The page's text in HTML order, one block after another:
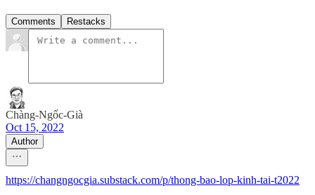
Comments Restacks
Chàng-Ngốc-Già
Oct 15, 2022
Author
https://changngocgia.substack.com/p/thong-bao-lop-kinh-tai-t2022